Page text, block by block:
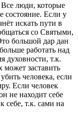
люди, которые
состояние. Если у
искать пути в
со Святыми,
большой дар дан
работать над
духовности, т.к.
может заставить
человека, если
Если человек
не находит себе
себе, т.к. сами на